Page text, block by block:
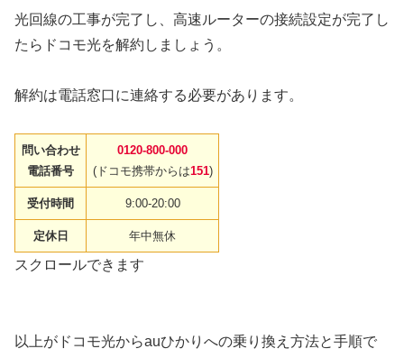
光回線の工事が完了し、高速ルーターの接続設定が完了し
たらドコモ光を解約しましょう。
解約は電話窓口に連絡する必要があります。
問い合わせ
電話番号
0120-800-000
(ドコモ携帯からは151)
受付時間 9:00-20:00
定休日 年中無休
スクロールできます
以上がドコモ光からauひかりへの乗り換え方法と手順で